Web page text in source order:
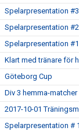
Spelarpresentation #3
Spelarpresentation #2
Spelarpresentation #1
Klart med tränare för
Göteborg Cup
Div 3 hemma-
2017-10-01
Spelarpresentation #